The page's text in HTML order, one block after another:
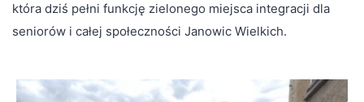
która dziś pełni funkcję zielonego miejsca integracji dla
seniorów i całej społeczności Janowic Wielkich.